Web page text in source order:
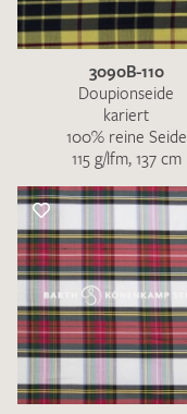
3090B-110
Doupionseide
kariert
100% reine Seide
115 g/lfm, 137 cm